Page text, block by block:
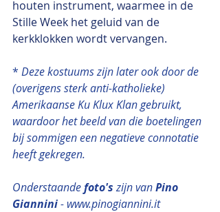
houten instrument, waarmee in de
Stille Week het geluid van de
kerkklokken wordt vervangen.
* Deze kostuums zijn later ook door de
(overigens sterk anti-katholieke)
Amerikaanse Ku Klux Klan gebruikt,
waardoor het beeld van die boetelingen
bij sommigen een negatieve connotatie
heeft gekregen.
Onderstaande foto's zijn van Pino
Giannini - www.pinogiannini.it